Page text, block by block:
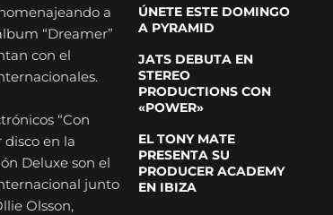
a
“Dreamer”
con el
“Con
disco en la
Deluxe son el
junto
Olsson,
ÚNETE ESTE DOMINGO
A PYRAMID
JATS DEBUTA EN
STEREO
PRODUCTIONS CON
«POWER»
EL TONY MATE
PRESENTA SU
PRODUCER ACADEMY
EN IBIZA